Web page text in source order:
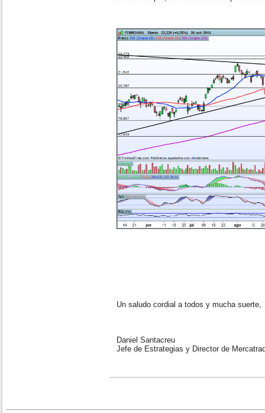
Un saludo cordial a todos y mucha suerte,
Daniel Santacreu
Jefe de Estrategias y Director de